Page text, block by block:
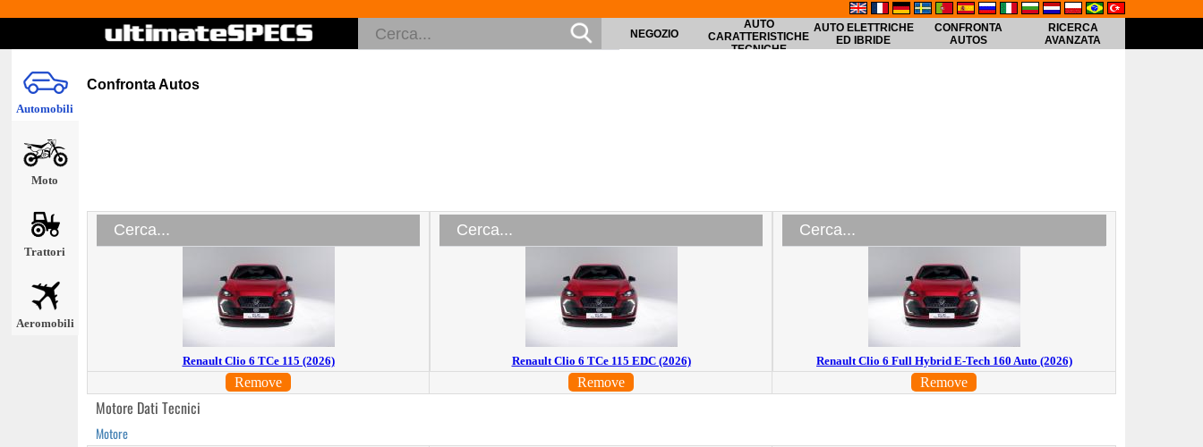
Automobili
Moto
Trattori
Aeromobili
NEGOZIO
AUTO
CARATTERISTICHE
TECNICHE
AUTO ELETTRICHE
ED IBRIDE
CONFRONTA
AUTOS
RICERCA
AVANZATA
Confronta Autos
Renault Clio 6 TCe 115 (2026) Renault Clio 6 TCe 115 EDC (2026) Renault Clio 6 Full Hybrid E-Tech 160 Auto (2026)
Remove Remove Remove
Motore Dati Tecnici
Motore